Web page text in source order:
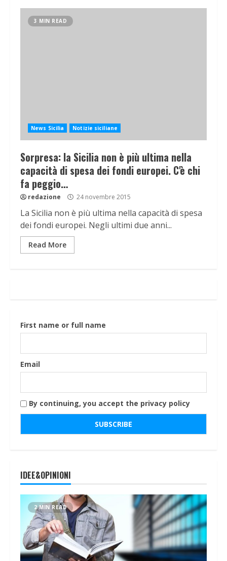
3 MIN READ
News Sicilia Notizie siciliane
Sorpresa: la Sicilia non è più ultima nella
capacità di spesa dei fondi europei. C'è chi
fa peggio…
redazione 24 novembre 2015
La Sicilia non è più ultima nella capacità di spesa
dei fondi europei. Negli ultimi due anni...
Read More
First name or full name
Email
By continuing, you accept the privacy policy
IDEE&OPINIONI
2 MIN READ